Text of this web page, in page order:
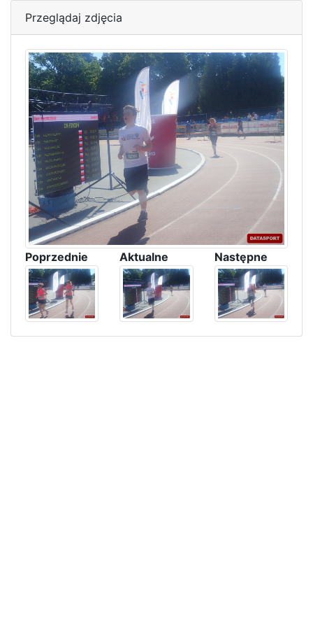
Przeglądaj zdjęcia
Poprzednie Aktualne Następne